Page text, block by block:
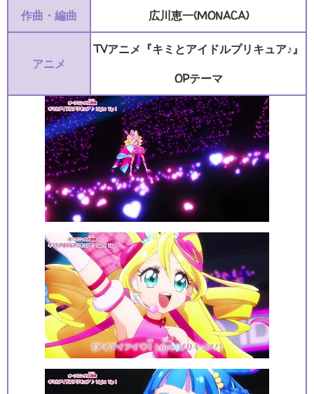
作曲・編曲 広川恵一(MONACA)
アニメ
TVアニメ『キミとアイドルプリキュア♪』
OPテーマ